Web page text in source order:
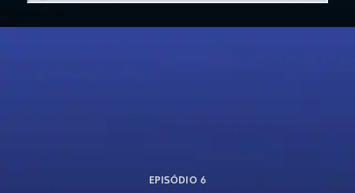
EPISÓDIO 6